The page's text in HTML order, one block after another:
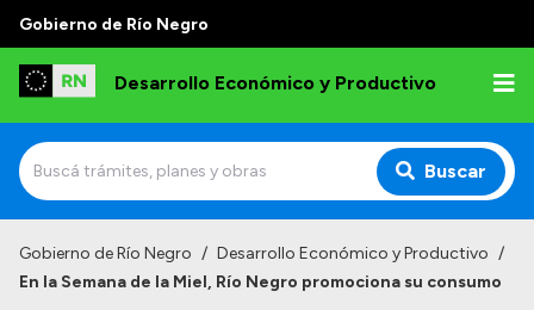
Gobierno de Río Negro
Desarrollo Económico y Productivo
Buscar
Gobierno de Río Negro / Desarrollo Económico y Productivo /
En la Semana de la Miel, Río Negro promociona su consumo